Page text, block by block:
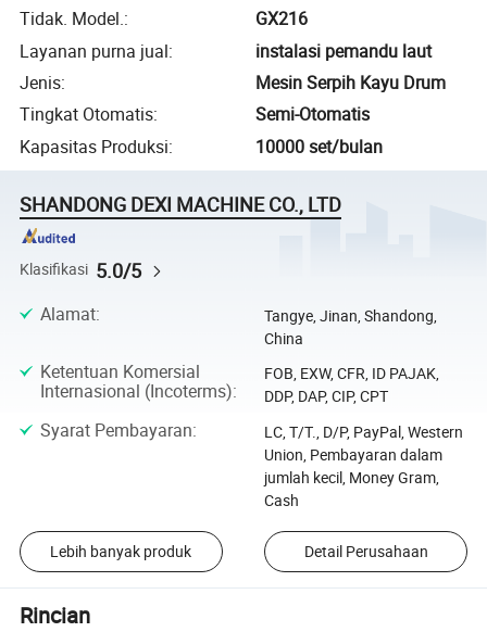
Tidak. Model.:
GX216
Layanan purna jual:
instalasi pemandu laut
Jenis:
Mesin Serpih Kayu Drum
Tingkat Otomatis:
Semi-Otomatis
Kapasitas Produksi: 10000 set/bulan
SHANDONG DEXI MACHINE CO., LTD
Klasifikasi 5.0/5
Alamat:
Tangye, Jinan, Shandong,
China
Ketentuan Komersial
Internasional (Incoterms):
FOB, EXW, CFR, ID PAJAK,
DDP, DAP, CIP, CPT
Syarat Pembayaran:
LC, T/T., D/P, PayPal, Western
Union, Pembayaran dalam
jumlah kecil, Money Gram,
Cash
Lebih banyak produk Detail Perusahaan
Rincian